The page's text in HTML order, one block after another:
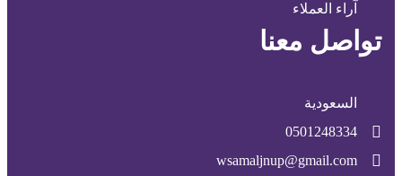
آراء العملاء
تواصل معنا
السعودية
0501248334
wsamaljnup@gmail.com